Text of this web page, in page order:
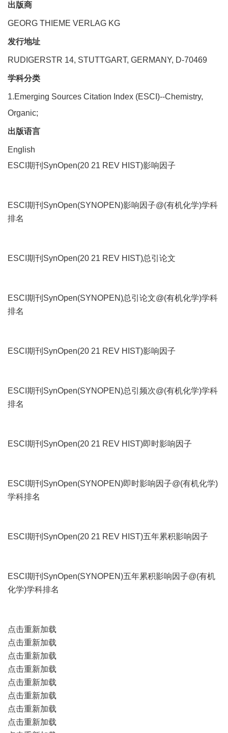
出版商
GEORG THIEME VERLAG KG
发行地址
RUDIGERSTR 14, STUTTGART, GERMANY, D-70469
学科分类
1.Emerging Sources Citation Index (ESCI)--Chemistry,
Organic;
出版语言
English
ESCI期刊SynOpen(20 21 REV HIST)影响因子
ESCI期刊SynOpen(SYNOPEN)影响因子@(有机化学)学科
排名
ESCI期刊SynOpen(20 21 REV HIST)总引论文
ESCI期刊SynOpen(SYNOPEN)总引论文@(有机化学)学科
排名
ESCI期刊SynOpen(20 21 REV HIST)影响因子
ESCI期刊SynOpen(SYNOPEN)总引频次@(有机化学)学科
排名
ESCI期刊SynOpen(20 21 REV HIST)即时影响因子
ESCI期刊SynOpen(SYNOPEN)即时影响因子@(有机化学)
学科排名
ESCI期刊SynOpen(20 21 REV HIST)五年累积影响因子
ESCI期刊SynOpen(SYNOPEN)五年累积影响因子@(有机
化学)学科排名
点击重新加载
点击重新加载
点击重新加载
点击重新加载
点击重新加载
点击重新加载
点击重新加载
点击重新加载